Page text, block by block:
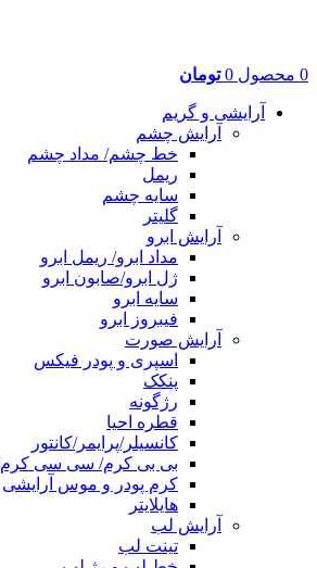
0 محصول 0 تومان
آرایشی و گریم
آرایش چشم
خط چشم/ مداد چشم
ریمل
سایه چشم
گلیتر
آرایش ابرو
مداد ابرو/ ریمل ابرو
ژل ابرو/صابون ابرو
سایه ابرو
فیبروز ابرو
آرایش صورت
اسپری و پودر فیکس
پنکک
رژگونه
قطره احیا
کانسیلر/پرایمر/کانتور
بی بی کرم/ سی سی
کرم پودر و موس آرایشی
هایلایتر
آرایش لب
تینت لب